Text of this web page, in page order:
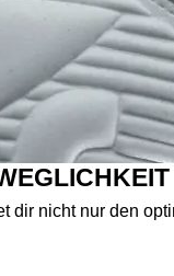
dir nicht nur den